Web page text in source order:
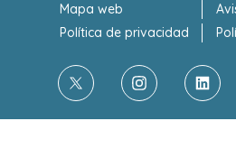
Mapa web
Política de privacidad